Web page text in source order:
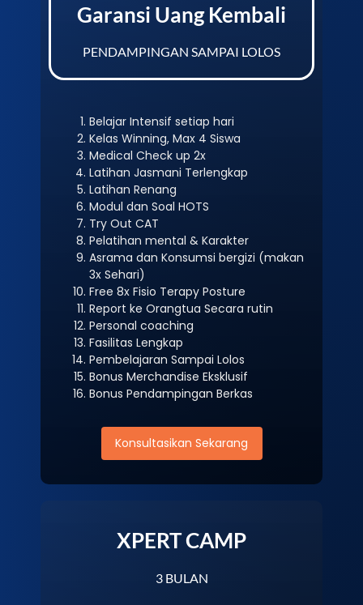
Garansi Uang Kembali
PENDAMPINGAN SAMPAI LOLOS
Belajar Intensif setiap hari
Kelas Winning, Max 4 Siswa
Medical Check up 2x
Latihan Jasmani Terlengkap
Latihan Renang
Modul dan Soal HOTS
Try Out CAT
Pelatihan mental & Karakter
Asrama dan Konsumsi bergizi (makan
3x Sehari)
Free 8x Fisio Terapy Posture
Report ke Orangtua Secara rutin
Personal coaching
Fasilitas Lengkap
Pembelajaran Sampai Lolos
Bonus Merchandise Eksklusif
Bonus Pendampingan Berkas
Konsultasikan Sekarang
XPERT CAMP
3 BULAN